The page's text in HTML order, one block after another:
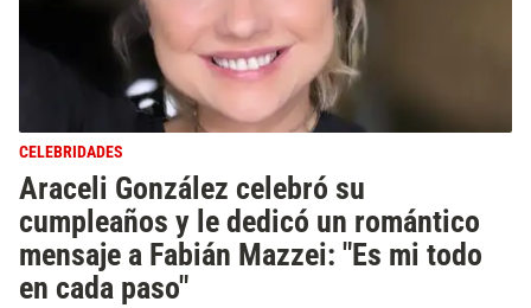
CELEBRIDADES
Araceli González celebró su
cumpleaños y le dedicó un romántico
mensaje a Fabián Mazzei: "Es mi todo
en cada paso"